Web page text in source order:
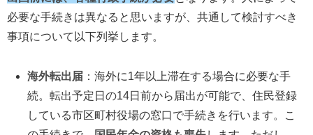
必要な手続きは異なると思いますが、共通して検討すべき
事項について以下列挙します。
海外転出届 ：海外に1年以上滞在する場合に必要な手
続。転出予定日の14日前から届出が可能で、住民登録
している市区町村役場の窓口で手続きを行います。こ